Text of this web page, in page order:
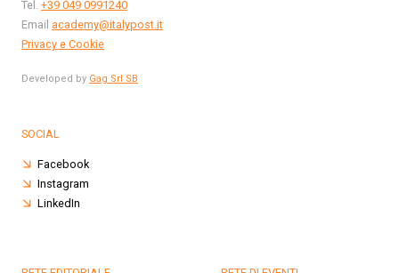
Tel. +39 049 0991240
Email academy@italypost.it
Privacy e Cookie
Developed by Gag Srl SB
SOCIAL
Facebook
Instagram
LinkedIn